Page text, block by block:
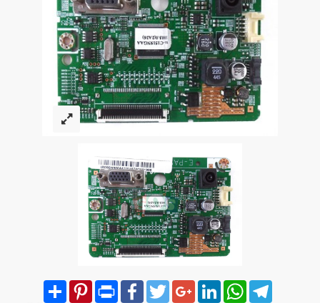
SharePinterest Print
FacebookTwitterGoogle+LinkedInWhatsAppTelegram